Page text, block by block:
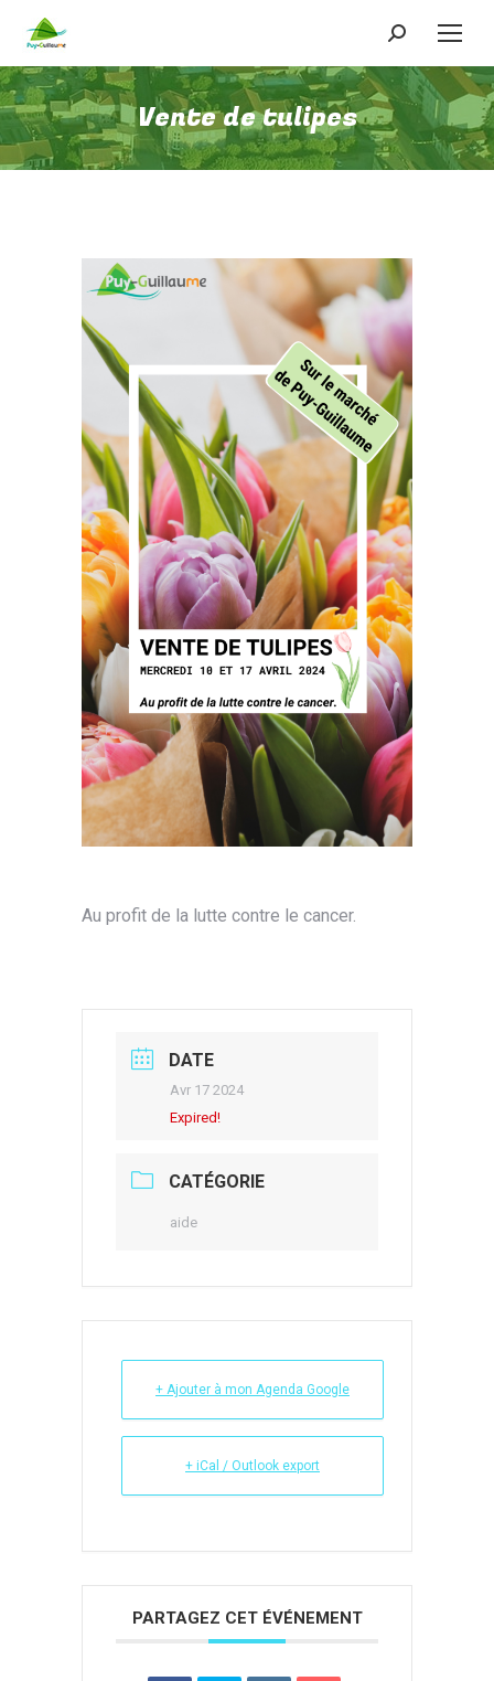
Recherche
:
Vente de tulipes
Au profit de la lutte contre le cancer.
DATE
Avr 17 2024
Expired!
CATÉGORIE
aide
+ Ajouter à mon Agenda Google
+ iCal / Outlook export
PARTAGEZ CET ÉVÉNEMENT